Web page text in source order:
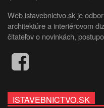
Web istavebnictvo.sk je
architektúre a interiérovom
čitateľov o novinkách,
ISTAVEBNICTVO.SK